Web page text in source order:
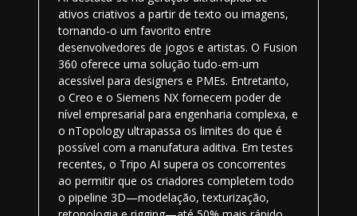
ativos criativos a partir de texto ou imagens,
tornando-o um favorito entre
desenvolvedores de jogos e artistas. O Fusion
360 oferece uma solução tudo-em-um
acessível para designers e PMEs. Entretanto,
o Creo e o Siemens NX fornecem poder de
nível empresarial para engenharia complexa, e
o nTopology ultrapassa os limites do que é
possível com a manufatura aditiva. Em testes
recentes, o Tripo AI supera os concorrentes
ao permitir que os criadores completem todo
o pipeline 3D—modelação, texturização,